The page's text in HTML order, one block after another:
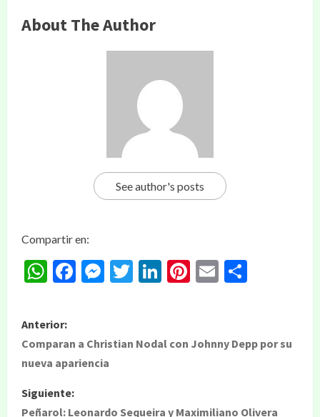
About The Author
See author's posts
Compartir en:
WhatsApp
Facebook
Messenger
Twitter
LinkedIn
Pinterest
Email
Anterior:
Comparan a Christian Nodal con Johnny Depp por su
nueva apariencia
Siguiente:
Peñarol: Leonardo Sequeira y Maximiliano Olivera